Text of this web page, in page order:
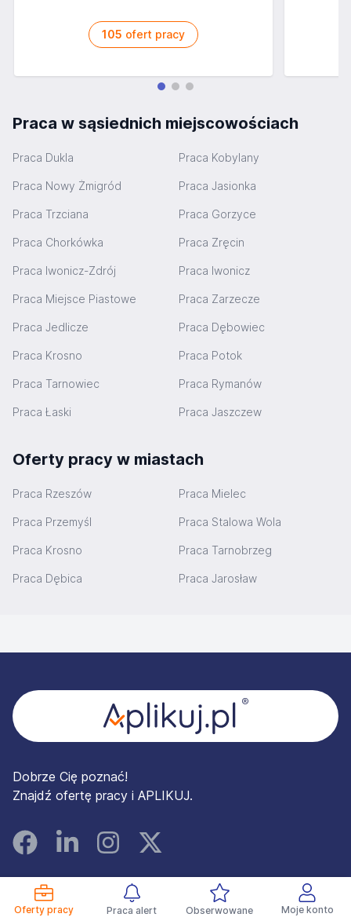
Oferty pracy Praca alert Obserwowane Moje konto
105 ofert pracy
Praca w sąsiednich miejscowościach
Praca Dukla Praca Kobylany
Praca Nowy Żmigród Praca Jasionka
Praca Trzciana Praca Gorzyce
Praca Chorkówka Praca Zręcin
Praca Iwonicz-Zdrój Praca Iwonicz
Praca Miejsce Piastowe Praca Zarzecze
Praca Jedlicze Praca Dębowiec
Praca Krosno Praca Potok
Praca Tarnowiec Praca Rymanów
Praca Łaski Praca Jaszczew
Oferty pracy w miastach
Praca Rzeszów Praca Mielec
Praca Przemyśl Praca Stalowa Wola
Praca Krosno Praca Tarnobrzeg
Praca Dębica Praca Jarosław
Dobrze Cię poznać!
Znajdź ofertę pracy i APLIKUJ.
FacebookLinked InInstagramInstagram
DLA KANDYDATÓW DLA PRACODAWCÓW